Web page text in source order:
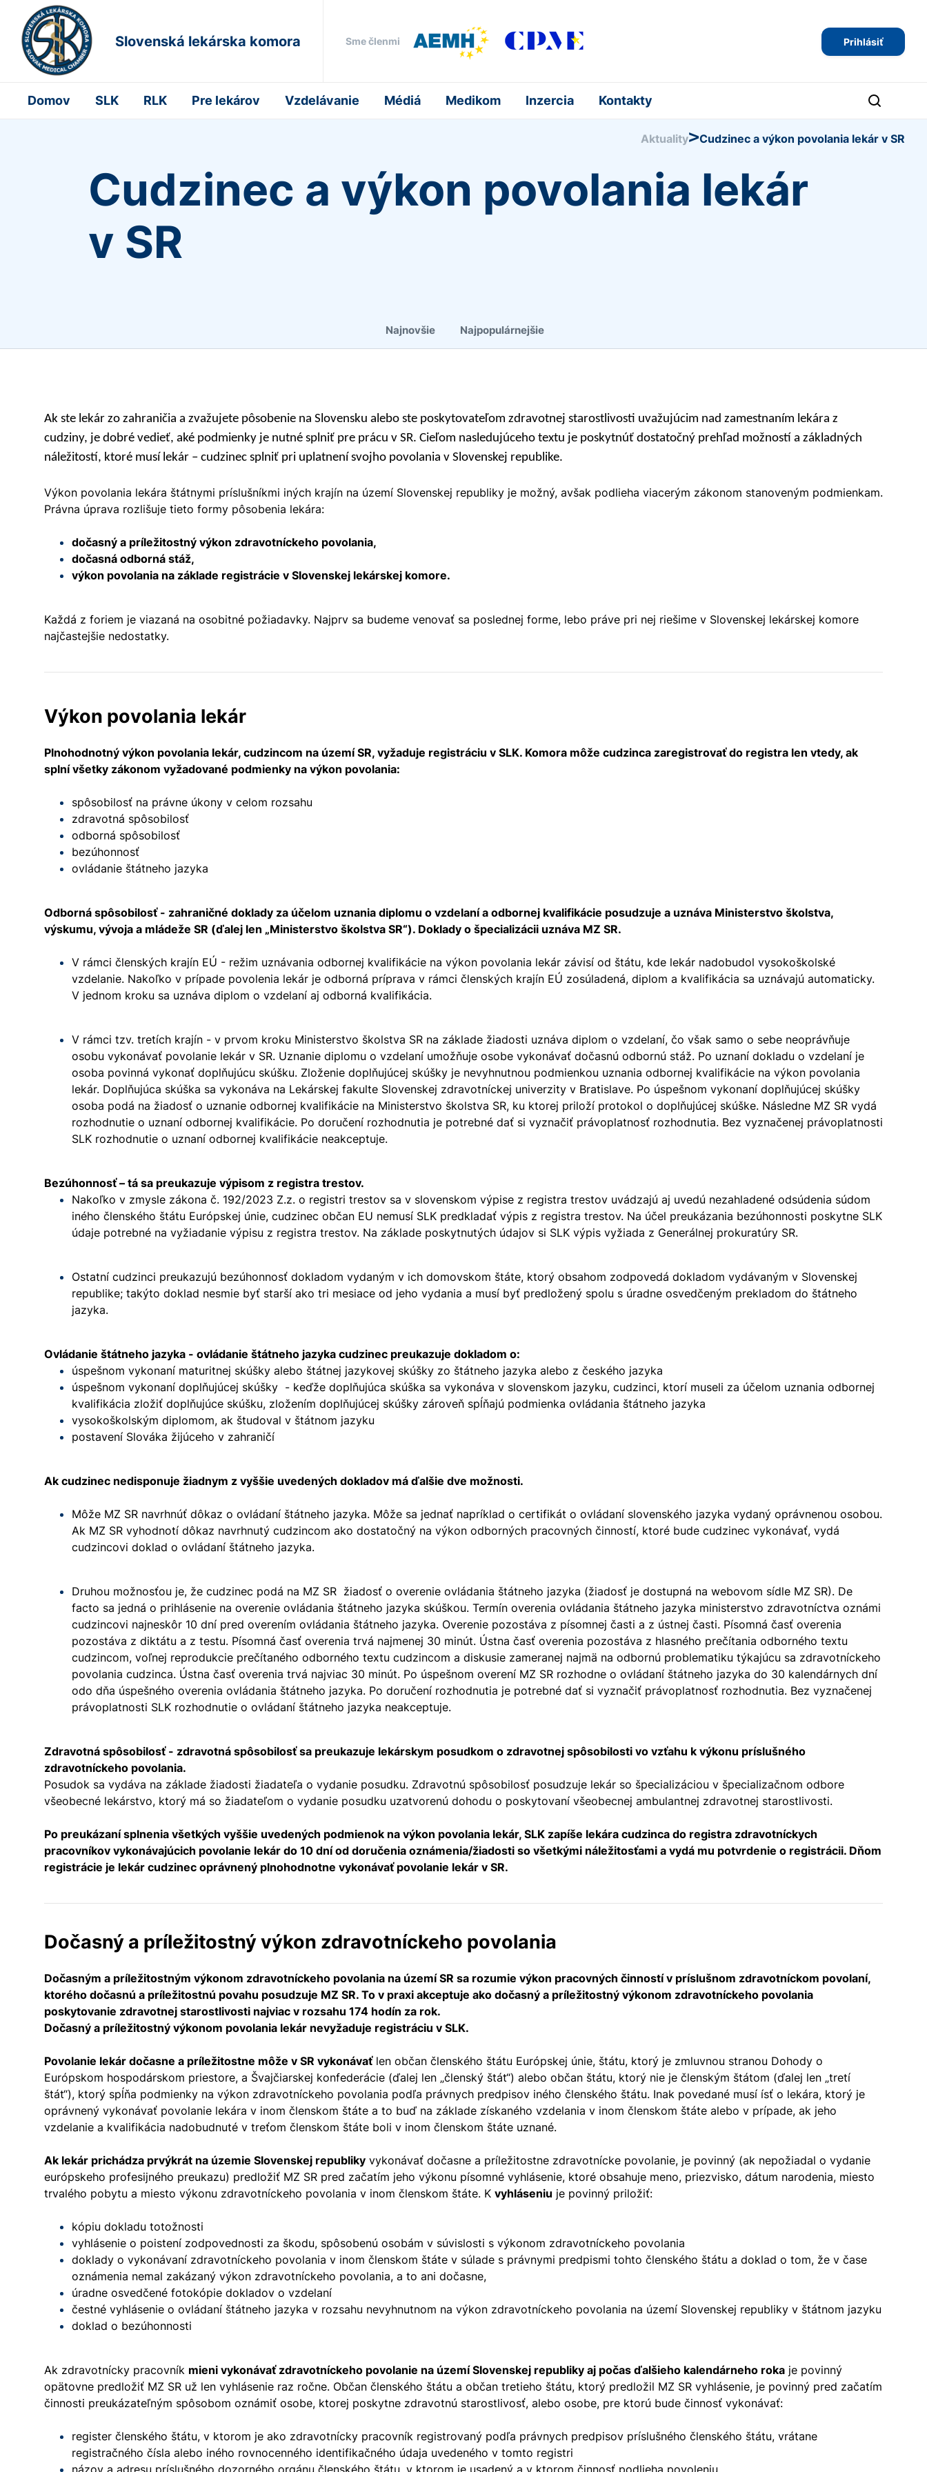
Slovenská lekárska komora Sme členmi Prihlásiť
Domov SLK RLK Pre lekárov Vzdelávanie Médiá Medikom Inzercia Kontakty
Aktuality>Cudzinec a výkon povolania lekár v SR
Cudzinec a výkon povolania lekár
v SR
Najnovšie Najpopulárnejšie
Ak ste lekár zo zahraničia a zvažujete pôsobenie na Slovensku alebo ste poskytovateľom zdravotnej starostlivosti uvažujúcim nad zamestnaním lekára z
cudziny, je dobré vedieť, aké podmienky je nutné splniť pre prácu v SR. Cieľom nasledujúceho textu je poskytnúť dostatočný prehľad možností a základných
náležitostí, ktoré musí lekár – cudzinec splniť pri uplatnení svojho povolania v Slovenskej republike.
Výkon povolania lekára štátnymi príslušníkmi iných krajín na území Slovenskej republiky je možný, avšak podlieha viacerým zákonom stanoveným podmienkam.
Právna úprava rozlišuje tieto formy pôsobenia lekára:
dočasný a príležitostný výkon zdravotníckeho povolania,
dočasná odborná stáž,
výkon povolania na základe registrácie v Slovenskej lekárskej komore.
Každá z foriem je viazaná na osobitné požiadavky. Najprv sa budeme venovať sa poslednej forme, lebo práve pri nej riešime v Slovenskej lekárskej komore
najčastejšie nedostatky.
Výkon povolania lekár
Plnohodnotný výkon povolania lekár, cudzincom na území SR, vyžaduje registráciu v SLK. Komora môže cudzinca zaregistrovať do registra len vtedy, ak
splní všetky zákonom vyžadované podmienky na výkon povolania:
spôsobilosť na právne úkony v celom rozsahu
zdravotná spôsobilosť
odborná spôsobilosť
bezúhonnosť
ovládanie štátneho jazyka
Odborná spôsobilosť - zahraničné doklady za účelom uznania diplomu o vzdelaní a odbornej kvalifikácie posudzuje a uznáva Ministerstvo školstva,
výskumu, vývoja a mládeže SR (ďalej len „Ministerstvo školstva SR“). Doklady o špecializácii uznáva MZ SR.
V rámci členských krajín EÚ - režim uznávania odbornej kvalifikácie na výkon povolania lekár závisí od štátu, kde lekár nadobudol vysokoškolské
vzdelanie. Nakoľko v prípade povolenia lekár je odborná príprava v rámci členských krajín EÚ zosúladená, diplom a kvalifikácia sa uznávajú automaticky.
V jednom kroku sa uznáva diplom o vzdelaní aj odborná kvalifikácia.
V rámci tzv. tretích krajín - v prvom kroku Ministerstvo školstva SR na základe žiadosti uznáva diplom o vzdelaní, čo však samo o sebe neoprávňuje
osobu vykonávať povolanie lekár v SR. Uznanie diplomu o vzdelaní umožňuje osobe vykonávať dočasnú odbornú stáž. Po uznaní dokladu o vzdelaní je
osoba povinná vykonať doplňujúcu skúšku. Zloženie doplňujúcej skúšky je nevyhnutnou podmienkou uznania odbornej kvalifikácie na výkon povolania
lekár. Doplňujúca skúška sa vykonáva na Lekárskej fakulte Slovenskej zdravotníckej univerzity v Bratislave. Po úspešnom vykonaní doplňujúcej skúšky
osoba podá na žiadosť o uznanie odbornej kvalifikácie na Ministerstvo školstva SR, ku ktorej priloží protokol o doplňujúcej skúške. Následne MZ SR vydá
rozhodnutie o uznaní odbornej kvalifikácie. Po doručení rozhodnutia je potrebné dať si vyznačiť právoplatnosť rozhodnutia. Bez vyznačenej právoplatnosti
SLK rozhodnutie o uznaní odbornej kvalifikácie neakceptuje.
Bezúhonnosť – tá sa preukazuje výpisom z registra trestov.
Nakoľko v zmysle zákona č. 192/2023 Z.z. o registri trestov sa v slovenskom výpise z registra trestov uvádzajú aj uvedú nezahladené odsúdenia súdom
iného členského štátu Európskej únie, cudzinec občan EU nemusí SLK predkladať výpis z registra trestov. Na účel preukázania bezúhonnosti poskytne SLK
údaje potrebné na vyžiadanie výpisu z registra trestov. Na základe poskytnutých údajov si SLK výpis vyžiada z Generálnej prokuratúry SR.
Ostatní cudzinci preukazujú bezúhonnosť dokladom vydaným v ich domovskom štáte, ktorý obsahom zodpovedá dokladom vydávaným v Slovenskej
republike; takýto doklad nesmie byť starší ako tri mesiace od jeho vydania a musí byť predložený spolu s úradne osvedčeným prekladom do štátneho
jazyka.
Ovládanie štátneho jazyka - ovládanie štátneho jazyka cudzinec preukazuje dokladom o:
úspešnom vykonaní maturitnej skúšky alebo štátnej jazykovej skúšky zo štátneho jazyka alebo z českého jazyka
úspešnom vykonaní doplňujúcej skúšky - keďže doplňujúca skúška sa vykonáva v slovenskom jazyku, cudzinci, ktorí museli za účelom uznania odbornej
kvalifikácia zložiť doplňujúce skúšku, zložením doplňujúcej skúšky zároveň spĺňajú podmienka ovládania štátneho jazyka
vysokoškolským diplomom, ak študoval v štátnom jazyku
postavení Slováka žijúceho v zahraničí
Ak cudzinec nedisponuje žiadnym z vyššie uvedených dokladov má ďalšie dve možnosti.
Môže MZ SR navrhnúť dôkaz o ovládaní štátneho jazyka. Môže sa jednať napríklad o certifikát o ovládaní slovenského jazyka vydaný oprávnenou osobou.
Ak MZ SR vyhodnotí dôkaz navrhnutý cudzincom ako dostatočný na výkon odborných pracovných činností, ktoré bude cudzinec vykonávať, vydá
cudzincovi doklad o ovládaní štátneho jazyka.
Druhou možnosťou je, že cudzinec podá na MZ SR žiadosť o overenie ovládania štátneho jazyka (žiadosť je dostupná na webovom sídle MZ SR). De
facto sa jedná o prihlásenie na overenie ovládania štátneho jazyka skúškou. Termín overenia ovládania štátneho jazyka ministerstvo zdravotníctva oznámi
cudzincovi najneskôr 10 dní pred overením ovládania štátneho jazyka. Overenie pozostáva z písomnej časti a z ústnej časti. Písomná časť overenia
pozostáva z diktátu a z testu. Písomná časť overenia trvá najmenej 30 minút. Ústna časť overenia pozostáva z hlasného prečítania odborného textu
cudzincom, voľnej reprodukcie prečítaného odborného textu cudzincom a diskusie zameranej najmä na odbornú problematiku týkajúcu sa zdravotníckeho
povolania cudzinca. Ústna časť overenia trvá najviac 30 minút. Po úspešnom overení MZ SR rozhodne o ovládaní štátneho jazyka do 30 kalendárnych dní
odo dňa úspešného overenia ovládania štátneho jazyka. Po doručení rozhodnutia je potrebné dať si vyznačiť právoplatnosť rozhodnutia. Bez vyznačenej
právoplatnosti SLK rozhodnutie o ovládaní štátneho jazyka neakceptuje.
Zdravotná spôsobilosť - zdravotná spôsobilosť sa preukazuje lekárskym posudkom o zdravotnej spôsobilosti vo vzťahu k výkonu príslušného
zdravotníckeho povolania.
Posudok sa vydáva na základe žiadosti žiadateľa o vydanie posudku. Zdravotnú spôsobilosť posudzuje lekár so špecializáciou v špecializačnom odbore
všeobecné lekárstvo, ktorý má so žiadateľom o vydanie posudku uzatvorenú dohodu o poskytovaní všeobecnej ambulantnej zdravotnej starostlivosti.
Po preukázaní splnenia všetkých vyššie uvedených podmienok na výkon povolania lekár, SLK zapíše lekára cudzinca do registra zdravotníckych
pracovníkov vykonávajúcich povolanie lekár do 10 dní od doručenia oznámenia/žiadosti so všetkými náležitosťami a vydá mu potvrdenie o registrácii. Dňom
registrácie je lekár cudzinec oprávnený plnohodnotne vykonávať povolanie lekár v SR.
Dočasný a príležitostný výkon zdravotníckeho povolania
Dočasným a príležitostným výkonom zdravotníckeho povolania na území SR sa rozumie výkon pracovných činností v príslušnom zdravotníckom povolaní,
ktorého dočasnú a príležitostnú povahu posudzuje MZ SR. To v praxi akceptuje ako dočasný a príležitostný výkonom zdravotníckeho povolania
poskytovanie zdravotnej starostlivosti najviac v rozsahu 174 hodín za rok.
Dočasný a príležitostný výkonom povolania lekár nevyžaduje registráciu v SLK.
Povolanie lekár dočasne a príležitostne môže v SR vykonávaťlen občan členského štátu Európskej únie, štátu, ktorý je zmluvnou stranou Dohody o
Európskom hospodárskom priestore, a Švajčiarskej konfederácie (ďalej len „členský štát“) alebo občan štátu, ktorý nie je členským štátom (ďalej len „tretí
štát“), ktorý spĺňa podmienky na výkon zdravotníckeho povolania podľa právnych predpisov iného členského štátu. Inak povedané musí ísť o lekára, ktorý je
oprávnený vykonávať povolanie lekára v inom členskom štáte a to buď na základe získaného vzdelania v inom členskom štáte alebo v prípade, ak jeho
vzdelanie a kvalifikácia nadobudnuté v treťom členskom štáte boli v inom členskom štáte uznané.
Ak lekár prichádza prvýkrát na územie Slovenskej republiky vykonávať dočasne a príležitostne zdravotnícke povolanie, je povinný (ak nepožiadal o vydanie
európskeho profesijného preukazu) predložiť MZ SR pred začatím jeho výkonu písomné vyhlásenie, ktoré obsahuje meno, priezvisko, dátum narodenia, miesto
trvalého pobytu a miesto výkonu zdravotníckeho povolania v inom členskom štáte. K vyhláseniu je povinný priložiť:
kópiu dokladu totožnosti
vyhlásenie o poistení zodpovednosti za škodu, spôsobenú osobám v súvislosti s výkonom zdravotníckeho povolania
doklady o vykonávaní zdravotníckeho povolania v inom členskom štáte v súlade s právnymi predpismi tohto členského štátu a doklad o tom, že v čase
oznámenia nemal zakázaný výkon zdravotníckeho povolania, a to ani dočasne,
úradne osvedčené fotokópie dokladov o vzdelaní
čestné vyhlásenie o ovládaní štátneho jazyka v rozsahu nevyhnutnom na výkon zdravotníckeho povolania na území Slovenskej republiky v štátnom jazyku
doklad o bezúhonnosti
Ak zdravotnícky pracovník mieni vykonávať zdravotníckeho povolanie na území Slovenskej republiky aj počas ďalšieho kalendárneho roka je povinný
opätovne predložiť MZ SR už len vyhlásenie raz ročne. Občan členského štátu a občan tretieho štátu, ktorý predložil MZ SR vyhlásenie, je povinný pred začatím
činnosti preukázateľným spôsobom oznámiť osobe, ktorej poskytne zdravotnú starostlivosť, alebo osobe, pre ktorú bude činnosť vykonávať:
register členského štátu, v ktorom je ako zdravotnícky pracovník registrovaný podľa právnych predpisov príslušného členského štátu, vrátane
registračného čísla alebo iného rovnocenného identifikačného údaja uvedeného v tomto registri
názov a adresu príslušného dozorného orgánu členského štátu, v ktorom je usadený a v ktorom činnosť podlieha povoleniu